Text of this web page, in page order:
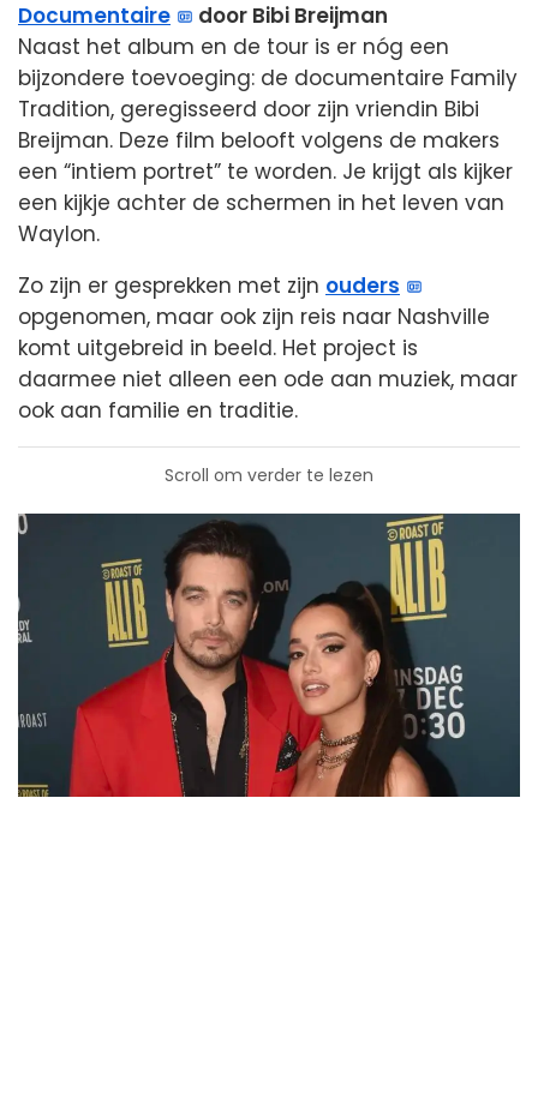
Documentaire
door Bibi Breijman
Naast het album en de tour is er nóg een
bijzondere toevoeging: de documentaire Family
Tradition, geregisseerd door zijn vriendin Bibi
Breijman. Deze film belooft volgens de makers
een “intiem portret” te worden. Je krijgt als kijker
een kijkje achter de schermen in het leven van
Waylon.
Zo zijn er gesprekken met zijn ouders
opgenomen, maar ook zijn reis naar Nashville
komt uitgebreid in beeld. Het project is
daarmee niet alleen een ode aan muziek, maar
ook aan familie en traditie.
Scroll om verder te lezen